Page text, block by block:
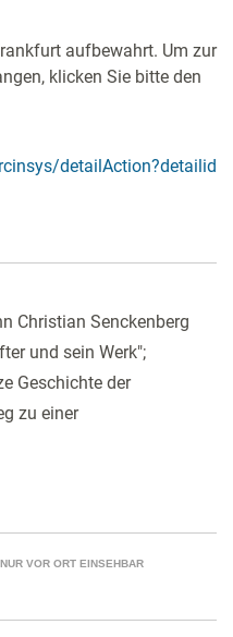
aufbewahrt. Um zur
klicken Sie bitte den
detailAction?detailid
Christian Senckenberg
und sein Werk";
Geschichte der
zu einer
VOR ORT EINSEHBAR